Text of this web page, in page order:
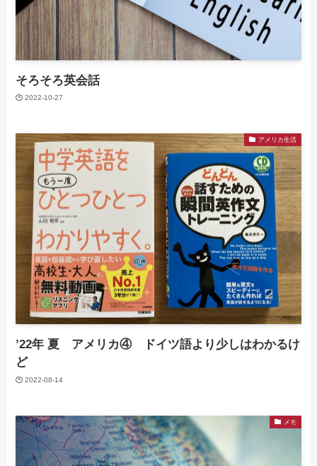
そろそろ英会話
2022-10-27
アメリカ生活
’22年 夏 アメリカ④ ドイツ語より少しはわかるけ
ど
2022-08-14
メモ